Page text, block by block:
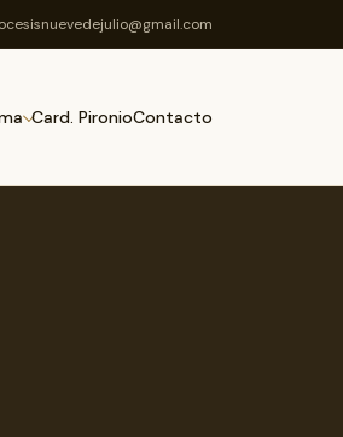
Card. PironioContacto